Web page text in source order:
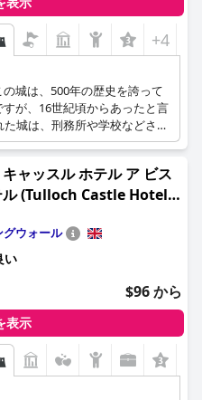
+4
城は、500年の歴史を誇って
が、16世紀頃からあったと言
城は、刑務所や学校などさま
うな豪華な歴史的ホテルとな
と壮大さをそのままに、宿泊
い体験を提供してくれるに違い
ャッスル ホテル ア ビス
ル (Tulloch Castle Hotel
グウォール
い
$96 から
表示